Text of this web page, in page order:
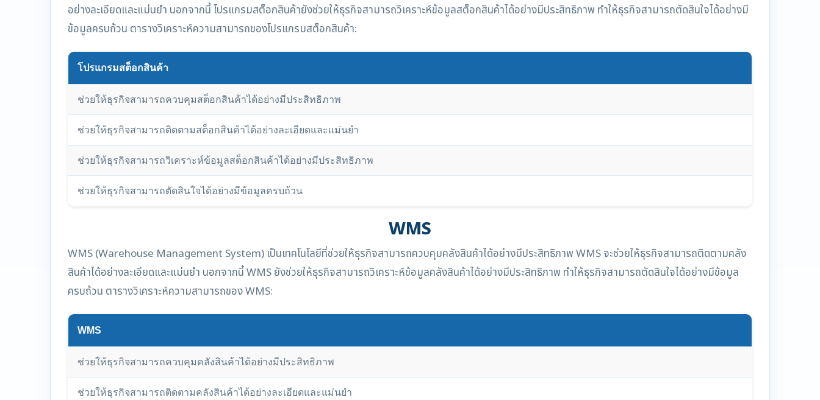
อย่างละเอียดและแม่นยำ นอกจากนี้ โปรแกรมสต็อกสินค้ายังช่วยให้ธุรกิจสามารถวิเคราะห์ข้อมูลสต็อกสินค้าได้อย่างมีประสิทธิภาพ ทำให้ธุรกิจสามารถตัดสินใจได้อย่างมี
ข้อมูลครบถ้วน ตารางวิเคราะห์ความสามารถของโปรแกรมสต็อกสินค้า:
โปรแกรมสต็อกสินค้า
ช่วยให้ธุรกิจสามารถควบคุมสต็อกสินค้าได้อย่างมีประสิทธิภาพ
ช่วยให้ธุรกิจสามารถติดตามสต็อกสินค้าได้อย่างละเอียดและแม่นยำ
ช่วยให้ธุรกิจสามารถวิเคราะห์ข้อมูลสต็อกสินค้าได้อย่างมีประสิทธิภาพ
ช่วยให้ธุรกิจสามารถตัดสินใจได้อย่างมีข้อมูลครบถ้วน
WMS
WMS (Warehouse Management System) เป็นเทคโนโลยีที่ช่วยให้ธุรกิจสามารถควบคุมคลังสินค้าได้อย่างมีประสิทธิภาพ WMS จะช่วยให้ธุรกิจสามารถติดตามคลัง
สินค้าได้อย่างละเอียดและแม่นยำ นอกจากนี้ WMS ยังช่วยให้ธุรกิจสามารถวิเคราะห์ข้อมูลคลังสินค้าได้อย่างมีประสิทธิภาพ ทำให้ธุรกิจสามารถตัดสินใจได้อย่างมีข้อมูล
ครบถ้วน ตารางวิเคราะห์ความสามารถของ WMS:
WMS
ช่วยให้ธุรกิจสามารถควบคุมคลังสินค้าได้อย่างมีประสิทธิภาพ
ช่วยให้ธุรกิจสามารถติดตามคลังสินค้าได้อย่างละเอียดและแม่นยำ